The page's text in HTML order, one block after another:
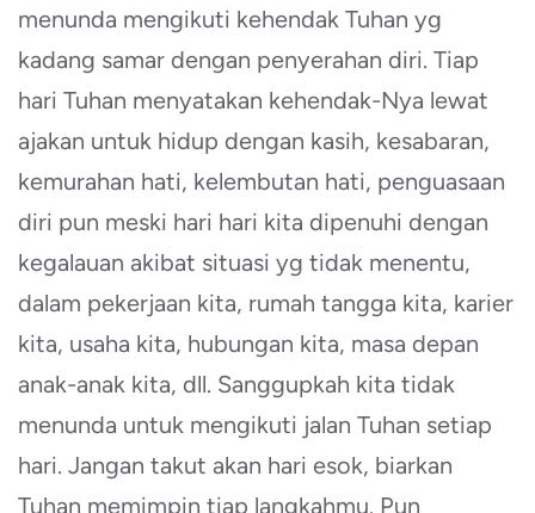
menunda mengikuti kehendak Tuhan yg
kadang samar dengan penyerahan diri. Tiap
hari Tuhan menyatakan kehendak-Nya lewat
ajakan untuk hidup dengan kasih, kesabaran,
kemurahan hati, kelembutan hati, penguasaan
diri pun meski hari hari kita dipenuhi dengan
kegalauan akibat situasi yg tidak menentu,
dalam pekerjaan kita, rumah tangga kita, karier
kita, usaha kita, hubungan kita, masa depan
anak-anak kita, dll. Sanggupkah kita tidak
menunda untuk mengikuti jalan Tuhan setiap
hari. Jangan takut akan hari esok, biarkan
Tuhan memimpin tiap langkahmu. Pun